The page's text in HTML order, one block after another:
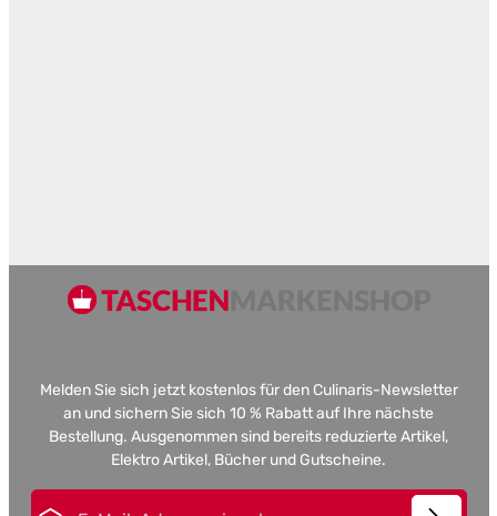
Melden Sie sich jetzt kostenlos für den Culinaris-Newsletter
an und sichern Sie sich 10 % Rabatt auf Ihre nächste
Bestellung. Ausgenommen sind bereits reduzierte Artikel,
Elektro Artikel, Bücher und Gutscheine.